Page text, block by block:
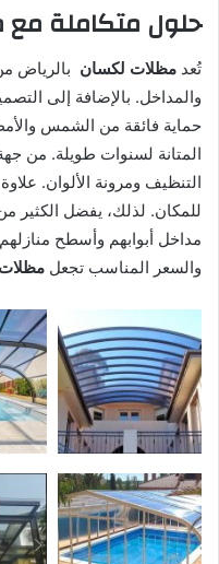
حلول متكاملة
تُعد مظلات لكسان بالرياض
والمداخل. بالإضافة إلى
حماية فائقة من الشمس
المتانة لسنوات طويلة. من
التنظيف ومرونة الألوان.
للمكان. لذلك، يفضل الكثير
مداخل أبوابهم وأسطح
والسعر المناسب تجعل